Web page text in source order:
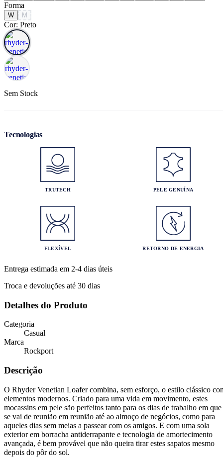
Forma
W M
Cor: Preto
Sem Stock
Tecnologias
TRUTECH PELE GENUÍNA
FLEXÍVEL RETORNO DE ENERGIA
Entrega estimada em 2-4 dias úteis
Troca e devoluções até 30 dias
Detalhes do Produto
Categoria
Casual
Marca
Rockport
Descrição
O Rhyder Venetian Loafer combina, sem esforço, o estilo clássico
elementos modernos. Criado para uma vida em movimento, estes
mocassins em pele são perfeitos tanto para os dias de trabalho em que
se vai de reunião em reunião até ao almoço de negócios, como para
aqueles dias sem meias a passear com os amigos. E com uma sola
exterior em borracha antiderrapante e tecnologia de amortecimento
avançada, é bem provável que não queira tirar estes sapatos mesmo
depois do pôr do sol.